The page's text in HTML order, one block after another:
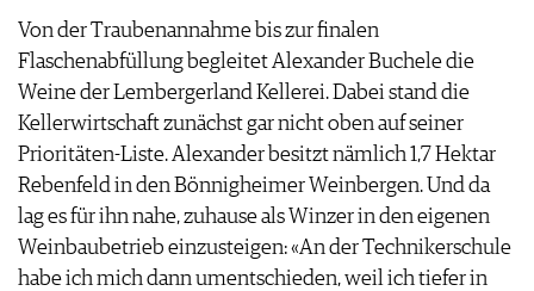
Von der Traubenannahme bis zur finalen
Flaschenabfüllung begleitet Alexander Buchele die
Weine der Lembergerland Kellerei. Dabei stand die
Kellerwirtschaft zunächst gar nicht oben auf seiner
Prioritäten-Liste. Alexander besitzt nämlich 1,7 Hektar
Rebenfeld in den Bönnigheimer Weinbergen. Und da
lag es für ihn nahe, zuhause als Winzer in den eigenen
Weinbaubetrieb einzusteigen: «An der Technikerschule
habe ich mich dann umentschieden, weil ich tiefer in